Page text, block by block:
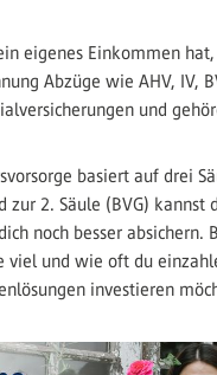
eigenes Einkommen
Abzüge wie AHV, IV,
und
basiert auf drei
zur 2. Säule (BVG)
noch besser absichern.
viel und wie oft du
investieren